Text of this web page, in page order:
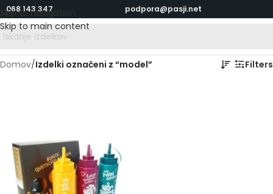
Skip to navigation
Skip to main content
068 143 347 podpora@pasji.net
Domov/Izdelki označeni z “model” Filters